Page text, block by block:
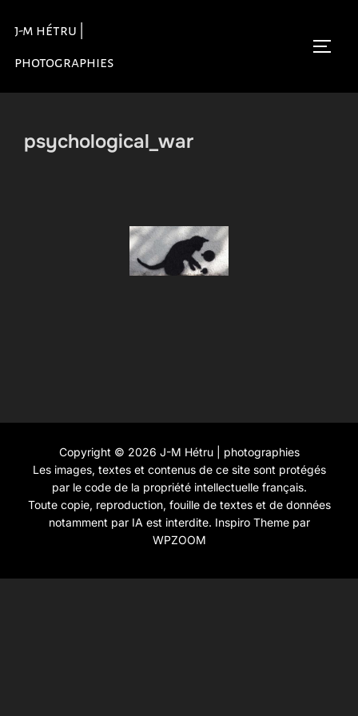
contenu
j-m hétru |
photographies
psychological_war
Copyright © 2026 J-M Hétru | photographies
Les images, textes et contenus de ce site sont protégés
par le code de la propriété intellectuelle français.
Toute copie, reproduction, fouille de textes et de données
notamment par IA est interdite. Inspiro Themepar
WPZOOM